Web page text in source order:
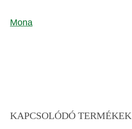
Mona
KAPCSOLÓDÓ TERMÉKEK